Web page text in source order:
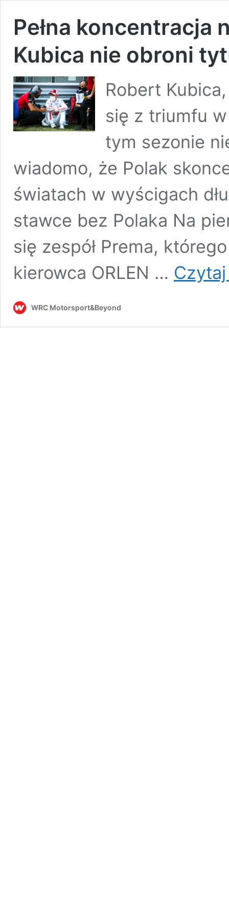
Pełna koncentracja
Kubica nie obroni
Robert
się z triumfu
tym sezonie
wiadomo, że Polak
światach w wyścigach
stawce bez Polaka Na
się zespół Prema,
kierowca ORLEN …
WRC Motorsport&Beyond